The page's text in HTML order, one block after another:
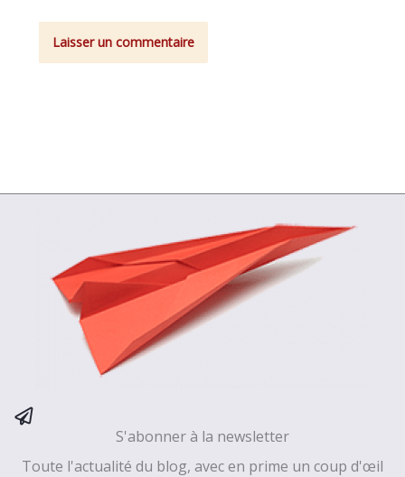
S'abonner à la newsletter
Toute l'actualité du blog, avec en prime un coup d'œil